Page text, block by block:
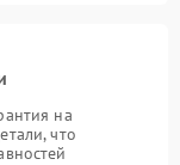
на
что